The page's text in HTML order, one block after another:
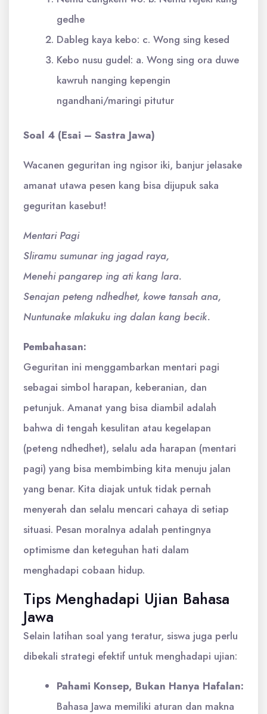
gedhe
Dableg kaya kebo: c. Wong sing kesed
Kebo nusu gudel: a. Wong sing ora duwe
kawruh nanging kepengin
ngandhani/maringi pitutur
Soal 4 (Esai – Sastra Jawa)
Wacanen geguritan ing ngisor iki, banjur jelasake
amanat utawa pesen kang bisa dijupuk saka
geguritan kasebut!
Mentari Pagi
Sliramu sumunar ing jagad raya,
Menehi pangarep ing ati kang lara.
Senajan peteng ndhedhet, kowe tansah ana,
Nuntunake mlakuku ing dalan kang becik.
Pembahasan:
Geguritan ini menggambarkan mentari pagi
sebagai simbol harapan, keberanian, dan
petunjuk. Amanat yang bisa diambil adalah
bahwa di tengah kesulitan atau kegelapan
(peteng ndhedhet), selalu ada harapan (mentari
pagi) yang bisa membimbing kita menuju jalan
yang benar. Kita diajak untuk tidak pernah
menyerah dan selalu mencari cahaya di setiap
situasi. Pesan moralnya adalah pentingnya
optimisme dan keteguhan hati dalam
menghadapi cobaan hidup.
Tips Menghadapi Ujian Bahasa
Jawa
Selain latihan soal yang teratur, siswa juga perlu
dibekali strategi efektif untuk menghadapi ujian:
Pahami Konsep, Bukan Hanya Hafalan:
Bahasa Jawa memiliki aturan dan makna